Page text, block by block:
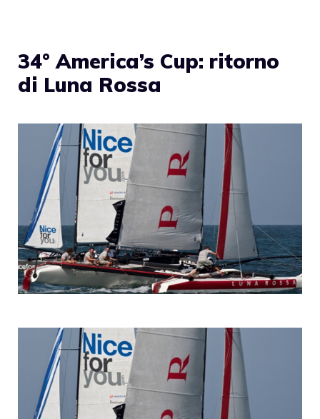
34° America’s Cup: ritorno
di Luna Rossa